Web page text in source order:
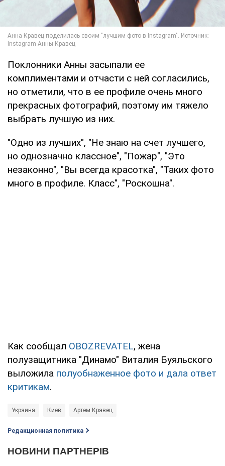
Поклонники Анны засыпали ее
комплиментами и отчасти с ней согласились,
но отметили, что в ее профиле очень много
прекрасных фотографий, поэтому им тяжело
выбрать лучшую из них.
"Одно из лучших", "Не знаю на счет лучшего,
но однозначно классное", "Пожар", "Это
незаконно", "Вы всегда красотка", "Таких фото
много в профиле. Класс", "Роскошна".
Как сообщал OBOZREVATEL, жена
полузащитника "Динамо" Виталия Буяльского
выложила полуобнаженное фото и дала ответ
критикам.
Украина Киев Артем Кравец
Редакционная политика